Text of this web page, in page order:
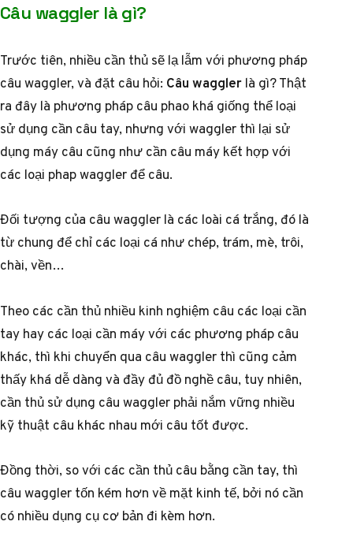
Câu waggler là gì?
Trước tiên, nhiều cần thủ sẽ lạ lẫm với phương pháp
câu waggler, và đặt câu hỏi: Câu wagglerlà gì? Thật
ra đây là phương pháp câu phao khá giống thể loại
sử dụng cần câu tay, nhưng với waggler thì lại sử
dụng máy câu cũng như cần câu máy kết hợp với
các loại phap waggler để câu.
Đối tượng của câu waggler là các loài cá trắng, đó là
từ chung để chỉ các loại cá như chép, trám, mè, trôi,
chài, vền…
Theo các cần thủ nhiều kinh nghiệm câu các loại cần
tay hay các loại cần máy với các phương pháp câu
khác, thì khi chuyển qua câu waggler thì cũng cảm
thấy khá dễ dàng và đầy đủ đồ nghề câu, tuy nhiên,
cần thủ sử dụng câu waggler phải nắm vững nhiều
kỹ thuật câu khác nhau mới câu tốt được.
Đồng thời, so với các cần thủ câu bằng cần tay, thì
câu waggler tốn kém hơn về mặt kinh tế, bởi nó cần
có nhiều dụng cụ cơ bản đi kèm hơn.